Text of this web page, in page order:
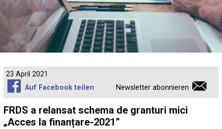
23 April 2021
Auf Facebook teilen
Newsletter abonnieren
FRDS a relansat schema de granturi mici
„Acces la finanțare-2021”